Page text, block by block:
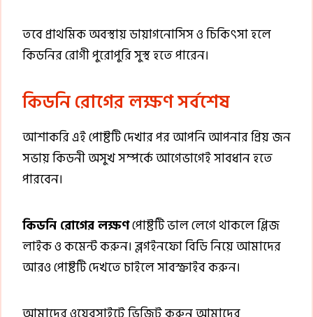
তবে প্রাথমিক অবস্থায় ডায়াগনোসিস ও চিকিৎসা হলে
কিডনির রোগী পুরোপুরি সুস্থ হতে পারেন।
কিডনি রোগের লক্ষণ সর্বশেষ
আশাকরি এই পোষ্টটি দেখার পর আপনি আপনার প্রিয় জন
সভায় কিডনী অসুখ সম্পর্কে আগেভাগেই সাবধান হতে
পারবেন।
কিডনি রোগের লক্ষণপোষ্টটি ভাল লেগে থাকলে প্লিজ
লাইক ও কমেন্ট করুন। ব্লগইনফো বিডি নিয়ে আমাদের
আরও পোষ্টটি দেখতে চাইলে সাবস্ক্রাইব করুন।